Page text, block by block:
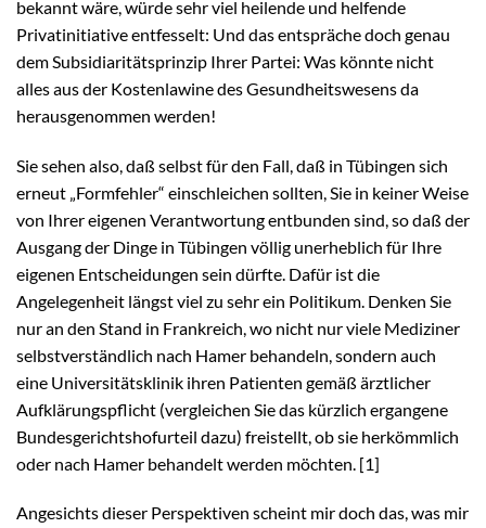
bekannt wäre, würde sehr viel heilende und helfende
Privatinitiative entfesselt: Und das entspräche doch genau
dem Subsidiaritätsprinzip Ihrer Partei: Was könnte nicht
alles aus der Kostenlawine des Gesundheitswesens da
herausgenommen werden!
Sie sehen also, daß selbst für den Fall, daß in Tübingen sich
erneut „Formfehler“ einschleichen sollten, Sie in keiner Weise
von Ihrer eigenen Verantwortung entbunden sind, so daß der
Ausgang der Dinge in Tübingen völlig unerheblich für Ihre
eigenen Entscheidungen sein dürfte. Dafür ist die
Angelegenheit längst viel zu sehr ein Politikum. Denken Sie
nur an den Stand in Frankreich, wo nicht nur viele Mediziner
selbstverständlich nach Hamer behandeln, sondern auch
eine Universitätsklinik ihren Patienten gemäß ärztlicher
Aufklärungspflicht (vergleichen Sie das kürzlich ergangene
Bundesgerichtshofurteil dazu) freistellt, ob sie herkömmlich
oder nach Hamer behandelt werden möchten. [1]
Angesichts dieser Perspektiven scheint mir doch das, was mir